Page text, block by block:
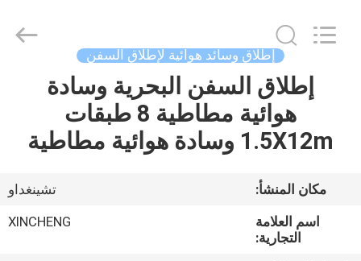
مسكن
منتجات
عرض
الواقع
الافتراضي
Rubber
Products
إطلاق وسائد هوائية لإطلاق السفن
إطلاق السفن البحرية وسادة
هوائية مطاطية 8 طبقات
1.5X12m وسادة هوائية مطاطية
مكان المنشأ:
تشينغداو
اسم العلامة
التجارية:
XINCHENG